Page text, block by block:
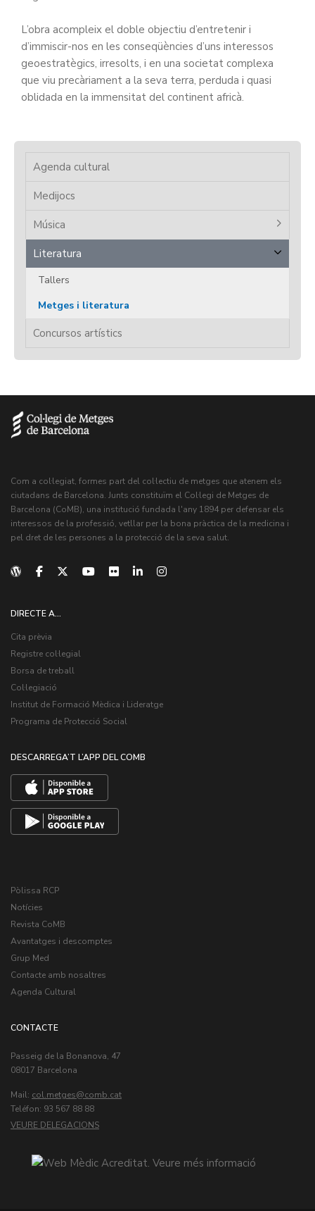
L’obra acompleix el doble objectiu d’entretenir i
d’immiscir-nos en les conseqüències d’uns interessos
geoestratègics, irresolts, i en una societat complexa
que viu precàriament a la seva terra, perduda i quasi
oblidada en la immensitat del continent africà.
Agenda cultural
Medijocs
Música
Literatura
Tallers
Metges i literatura
Concursos artístics
Com a col·legiat, formes part del col·lectiu de metges que atenem els
ciutadans de Barcelona. Junts constituïm el Col·legi de Metges de
Barcelona (CoMB), una institució fundada l'any 1894 per defensar els
interessos de la professió, vetllar per la bona pràctica de la medicina i
pel dret de les persones a la protecció de la seva salut.
DIRECTE A...
Cita prèvia
Registre col·legial
Borsa de treball
Col·legiació
Institut de Formació Mèdica i Lideratge
Programa de Protecció Social
DESCARREGA’T L’APP DEL COMB
Pòlissa RCP
Notícies
Revista CoMB
Avantatges i descomptes
Grup Med
Contacte amb nosaltres
Agenda Cultural
CONTACTE
Passeig de la Bonanova, 47
08017 Barcelona
Mail: col.metges
Teléfon: 93 567 88 88
VEURE DELEGACIONS